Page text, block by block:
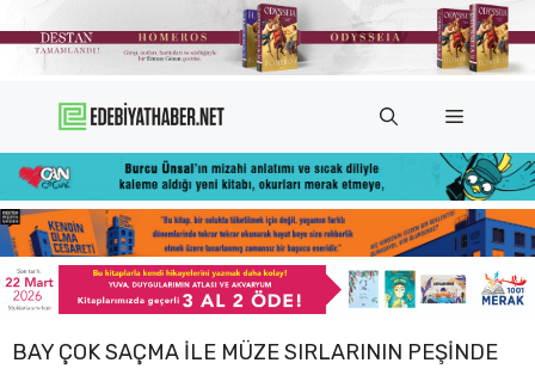
atla
Menü
BAY ÇOK SAÇMA ILE MÜZE SIRLARININ PEŞINDE